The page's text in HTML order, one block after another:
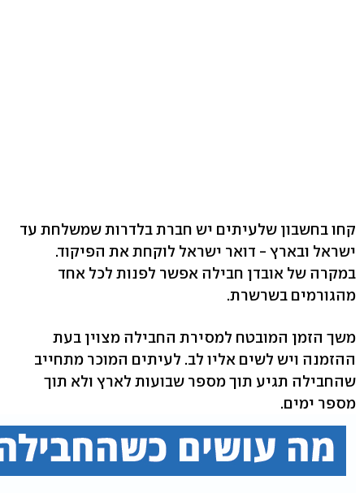
קחו בחשבון שלעיתים יש חברת בלדרות שמשלחת עד
ישראל ובארץ - דואר ישראל לוקחת את הפיקוד.
במקרה של אובדן חבילה אפשר לפנות לכל אחד
מהגורמים בשרשרת.
משך הזמן המובטח למסירת החבילה מצוין בעת
ההזמנה ויש לשים אליו לב. לעיתים המוכר מתחייב
שהחבילה תגיע תוך מספר שבועות לארץ ולא תוך
מספר ימים.